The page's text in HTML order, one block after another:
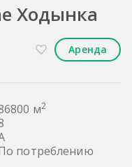
Ходынка
Аренда
м2
потреблению